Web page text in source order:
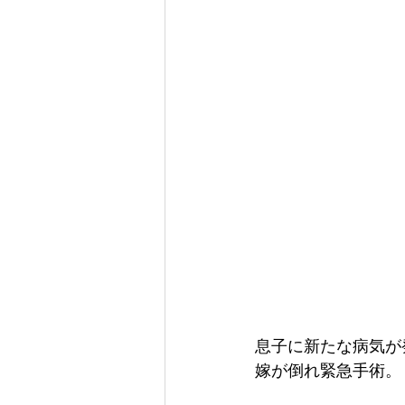
息子に新たな病気が
嫁が倒れ緊急手術。